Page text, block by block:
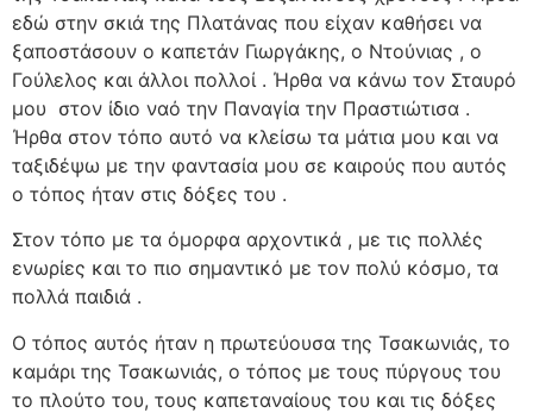
εδώ στην σκιά της Πλατάνας που είχαν καθήσει να
ξαποστάσουν ο καπετάν Γιωργάκης, ο Ντούνιας , ο
Γούλελος και άλλοι πολλοί . Ήρθα να κάνω τον Σταυρό
μου στον ίδιο ναό την Παναγία την Πραστιώτισα .
Ήρθα στον τόπο αυτό να κλείσω τα μάτια μου και να
ταξιδέψω με την φαντασία μου σε καιρούς που αυτός
ο τόπος ήταν στις δόξες του .
Στον τόπο με τα όμορφα αρχοντικά , με τις πολλές
ενωρίες και το πιο σημαντικό με τον πολύ κόσμο, τα
πολλά παιδιά .
Ο τόπος αυτός ήταν η πρωτεύουσα της Τσακωνιάς, το
καμάρι της Τσακωνιάς, ο τόπος με τους πύργους του
το πλούτο του, τους καπεταναίους του και τις δόξες